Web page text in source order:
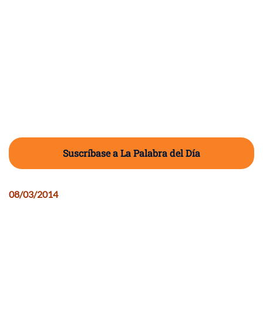
Suscríbase a La Palabra del Día
08/03/2014